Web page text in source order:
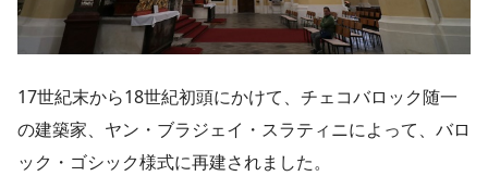
17世紀末から18世紀初頭にかけて、チェコバロック随一
の建築家、ヤン・ブラジェイ・スラティニによって、バロ
ック・ゴシック様式に再建されました。